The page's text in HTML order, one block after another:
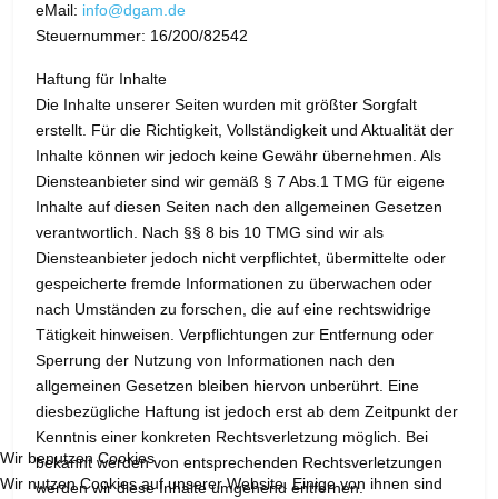
eMail: info@dgam.de
Steuernummer: 16/200/82542
Haftung für Inhalte
Die Inhalte unserer Seiten wurden mit größter Sorgfalt
erstellt. Für die Richtigkeit, Vollständigkeit und Aktualität der
Inhalte können wir jedoch keine Gewähr übernehmen. Als
Diensteanbieter sind wir gemäß § 7 Abs.1 TMG für eigene
Inhalte auf diesen Seiten nach den allgemeinen Gesetzen
verantwortlich. Nach §§ 8 bis 10 TMG sind wir als
Diensteanbieter jedoch nicht verpflichtet, übermittelte oder
gespeicherte fremde Informationen zu überwachen oder
nach Umständen zu forschen, die auf eine rechtswidrige
Tätigkeit hinweisen. Verpflichtungen zur Entfernung oder
Sperrung der Nutzung von Informationen nach den
allgemeinen Gesetzen bleiben hiervon unberührt. Eine
diesbezügliche Haftung ist jedoch erst ab dem Zeitpunkt der
Kenntnis einer konkreten Rechtsverletzung möglich. Bei
bekannt werden von entsprechenden Rechtsverletzungen
werden wir diese Inhalte umgehend entfernen.
Wir benutzen Cookies
Wir nutzen Cookies auf unserer Website. Einige von ihnen sind